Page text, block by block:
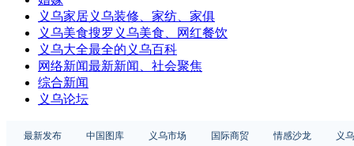
义乌家居义乌装修、家纺、家俱
义乌美食搜罗义乌美食、网红餐饮
义乌大全最全的义乌百科
网络新闻最新新闻、社会聚焦
综合新闻
义乌论坛
最新发布 中国图库 义乌市场 国际商贸 情感沙龙
义